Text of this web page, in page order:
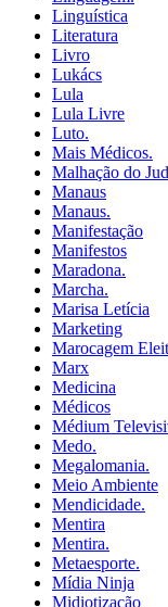
Linguística
Literatura
Livro
Lukács
Lula
Lula Livre
Luto.
Mais Médicos.
Malhação do
Manaus
Manaus.
Manifestação
Manifestos
Maradona.
Marcha.
Marisa Letícia
Marketing
Marocagem
Marx
Medicina
Médicos
Médium
Medo.
Megalomania.
Meio Ambiente
Mendicidade.
Mentira
Mentira.
Metaesporte.
Mídia Ninja
Midiotização